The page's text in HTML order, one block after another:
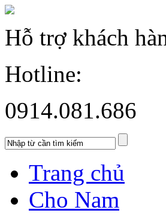
Hỗ trợ khách
Hotline:
0914.081.686
Trang chủ
Cho Nam